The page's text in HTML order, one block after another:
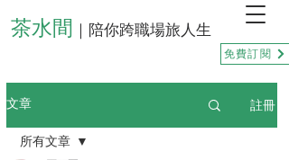
茶水間 ｜陪你跨職場旅人生
免費訂閱
文章 註冊
所有文章